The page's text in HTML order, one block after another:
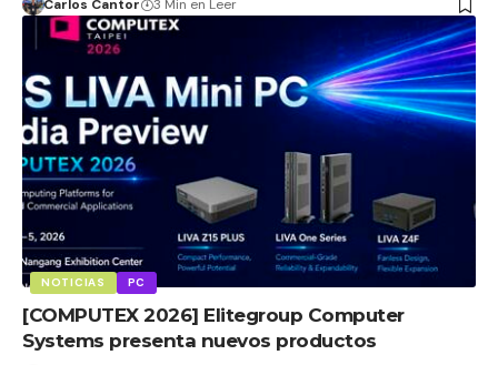
Carlos Cantor 3 Min en Leer
NOTICIAS PC
[COMPUTEX 2026] Elitegroup Computer
Systems presenta nuevos productos